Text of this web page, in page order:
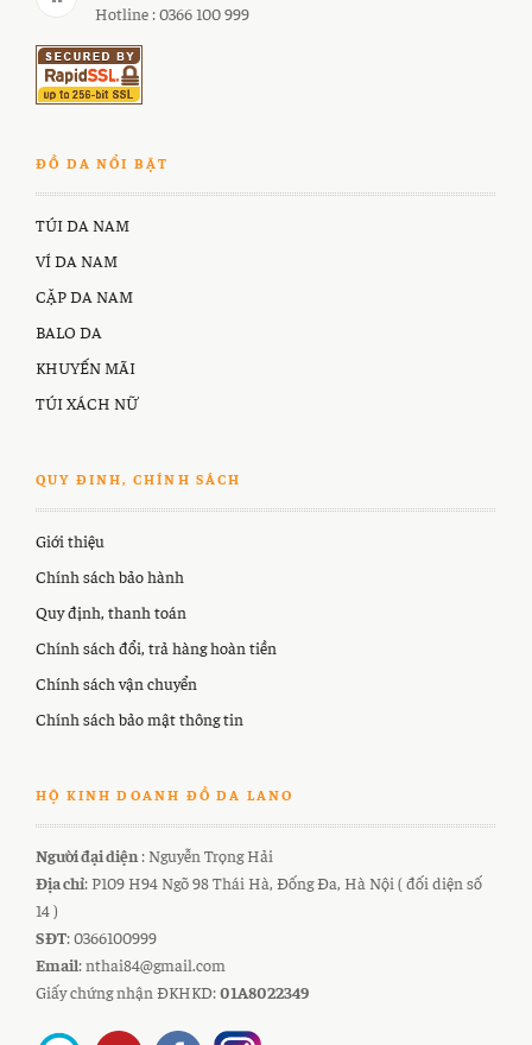
Hotline : 0366 100 999
ĐỒ DA NỔI BẬT
TÚI DA NAM
VÍ DA NAM
CẶP DA NAM
BALO DA
KHUYẾN MÃI
TÚI XÁCH NỮ
QUY ĐINH, CHÍNH SÁCH
Giới thiệu
Chính sách bảo hành
Quy định, thanh toán
Chính sách đổi, trả hàng hoàn tiền
Chính sách vận chuyển
Chính sách bảo mật thông tin
HỘ KINH DOANH ĐỒ DA LANO
Người đại diện : Nguyễn Trọng Hải
Địa chỉ: P109 H94 Ngõ 98 Thái Hà, Đống Đa, Hà Nội ( đối diện số
14 )
SĐT: 0366100999
Email: nthai84@gmail.com
Giấy chứng nhận ĐKHKD:01A8022349